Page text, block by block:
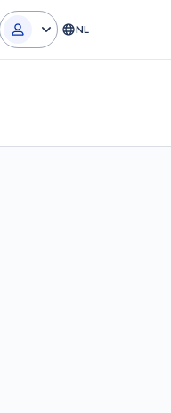
NL